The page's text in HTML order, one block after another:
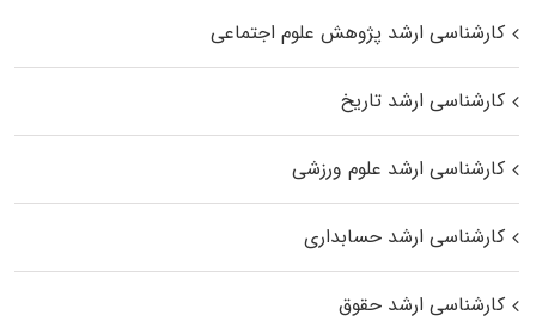
کارشناسی ارشد پژوهش علوم اجتماعی
کارشناسی ارشد تاریخ
کارشناسی ارشد علوم ورزشی
کارشناسی ارشد حسابداری
کارشناسی ارشد حقوق